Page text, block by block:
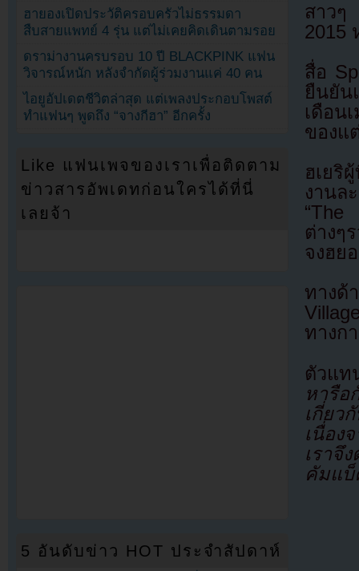
สาวๆ
2015
สื่อ
ยืนยัน
เดือน
ของแ
ฮเยริ
งานล
“The
ต่างๆ
จงฮย
ทางด้
ทางก
ตัวแ
หารือ
เกี่ยว
เนื่อง
เราจึ
คัมแบ็
ฮายองเปิดประวัติครอบครัวไม่ธรรมดา
สืบสายแพทย์ 4 รุ่น แต่ไม่เคยคิดเดินตามรอย
ดราม่างานครบรอบ 10 ปี BLACKPINK แฟน
วิจารณ์หนัก หลังจำกัดผู้ร่วมงานแค่ 40 คน
ไอยูอัปเดตชีวิตล่าสุด แต่เพลงประกอบโพสต์
ทำแฟนๆ พูดถึง “จางกีฮา” อีกครั้ง
Like แฟนเพจของเราเพื่อติดตาม
ข่าวสารอัพเดทก่อนใครได้ที่นี่
เลยจ้า
5 อันดับข่าว HOT ประจำสัปดาห์